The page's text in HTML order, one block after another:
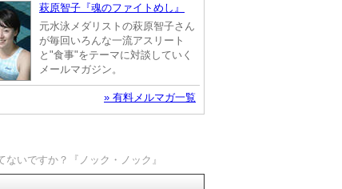
萩原智子『魂のファイトめし』
元水泳メダリストの萩原智子さん
が毎回いろんな一流アスリート
と"食事"をテーマに対談していく
メールマガジン。
» 有料メルマガ一覧
いですか？『ノック・ノック』